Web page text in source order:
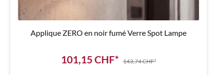
Applique ZERO en noir fumé Verre Spot Lampe
101,15 CHF* 143,74 CHF*